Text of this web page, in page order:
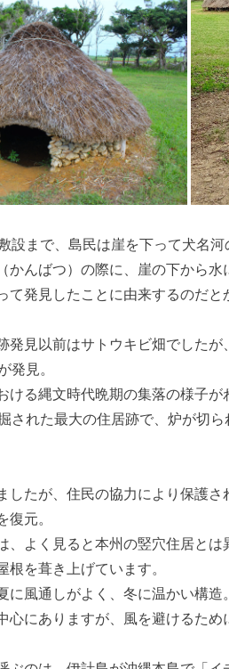
設まで、島民は崖を下って犬名河
かんばつ）の際に、崖の下から
て発見したことに由来するのだと
発見以前はサトウキビ畑でした
発見。
ける縄文時代晩期の集落の様子が
された最大の住居跡で、炉が切
したが、住民の協力により保護
復元。
、よく見ると本州の竪穴住居と
根を葺き上げています。
に風通しがよく、冬に温かい構造。
心にありますが、風を避けるため